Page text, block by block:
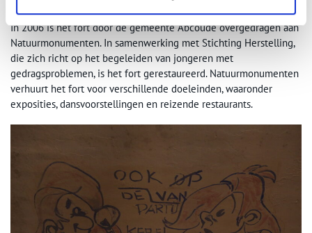
In 2006 is het fort door de gemeente Abcoude overgedragen aan
Natuurmonumenten. In samenwerking met Stichting Herstelling,
die zich richt op het begeleiden van jongeren met
gedragsproblemen, is het fort gerestaureerd. Natuurmonumenten
verhuurt het fort voor verschillende doeleinden, waaronder
exposities, dansvoorstellingen en reizende restaurants.